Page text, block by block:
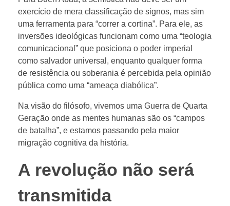
exercício de mera classificação de signos, mas sim
uma ferramenta para “correr a cortina”. Para ele, as
inversões ideológicas funcionam como uma “teologia
comunicacional” que posiciona o poder imperial
como salvador universal, enquanto qualquer forma
de resistência ou soberania é percebida pela opinião
pública como uma “ameaça diabólica”.
Na visão do filósofo, vivemos uma Guerra de Quarta
Geração onde as mentes humanas são os “campos
de batalha”, e estamos passando pela maior
migração cognitiva da história.
A revolução não será
transmitida